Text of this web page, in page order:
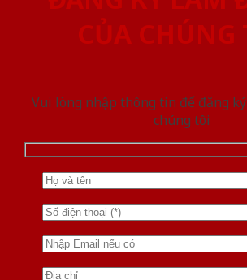
CỦA CHÚNG
Vui lòng nhập thông tin để đăng
chúng tôi